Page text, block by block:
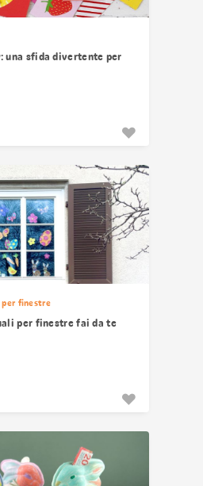
una sfida divertente per
per finestre
per finestre fai da te